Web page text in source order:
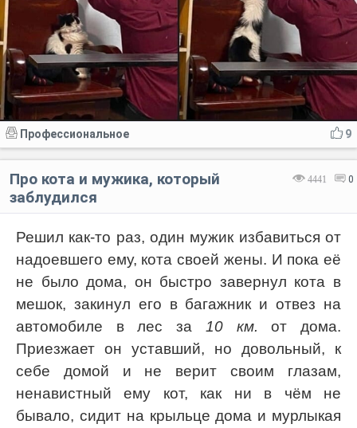
9
Профессиональное
4441 0
Про кота и мужика, который
заблудился
Решил как-то раз, один мужик избавиться от
надоевшего ему, кота своей жены. И пока её
не было дома, он быстро завернул кота в
мешок, закинул его в багажник и отвез на
автомобиле в лес за 10 км. от дома.
Приезжает он уставший, но довольный, к
себе домой и не верит своим глазам,
ненавистный ему кот, как ни в чём не
бывало, сидит на крыльце дома и мурлыкая